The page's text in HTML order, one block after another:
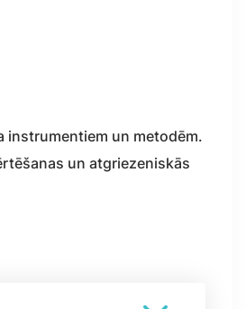
instrumentiem un metodēm.
un atgriezeniskās